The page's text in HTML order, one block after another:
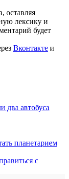
оставляя
лексику и
будет
Вконтакте и
два автобуса
планетарием
с